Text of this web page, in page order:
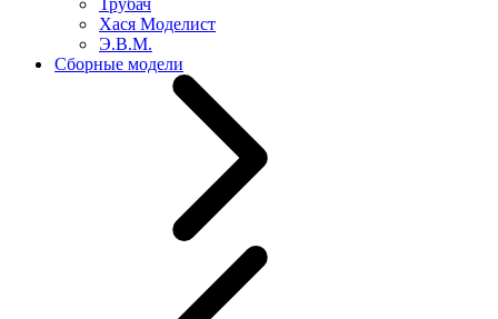
Трубач
Хася Моделист
Э.В.М.
Сборные модели